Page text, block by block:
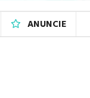
ANUNCIE